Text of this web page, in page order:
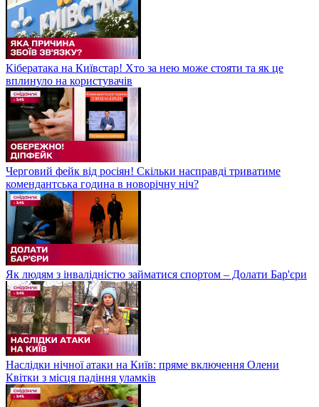
Кібератака на Київстар! Хто за нею може стояти та як це
вплинуло на користувачів
Черговий фейк від росіян! Скільки насправді триватиме
комендантська година в новорічну ніч?
Як людям з інвалідністю займатися спортом – Долати Бар'єри
Наслідки нічної атаки на Київ: пряме включення Олени
Квітки з місця падіння уламків